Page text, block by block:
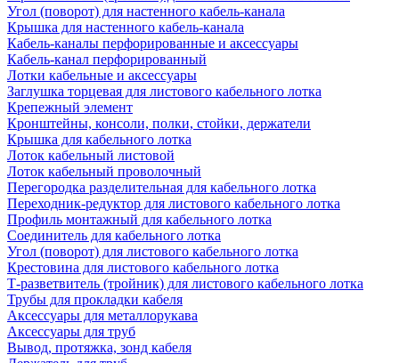
Угол (поворот) для настенного кабель-канала
Крышка для настенного кабель-канала
Кабель-каналы перфорированные и аксессуары
Кабель-канал перфорированный
Лотки кабельные и аксессуары
Заглушка торцевая для листового кабельного лотка
Крепежный элемент
Кронштейны, консоли, полки, стойки, держатели
Крышка для кабельного лотка
Лоток кабельный листовой
Лоток кабельный проволочный
Перегородка разделительная для кабельного лотка
Переходник-редуктор для листового кабельного лотка
Профиль монтажный для кабельного лотка
Соединитель для кабельного лотка
Угол (поворот) для листового кабельного лотка
Крестовина для листового кабельного лотка
Т-разветвитель (тройник) для листового кабельного лотка
Трубы для прокладки кабеля
Аксессуары для металлорукава
Аксессуары для труб
Вывод, протяжка, зонд кабеля